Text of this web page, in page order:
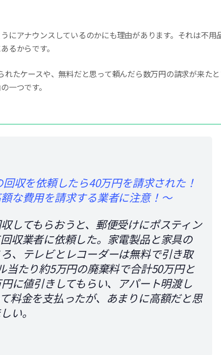
にアナウンスしているのかにも理由があります。それは不用
るからです。
たケースや、無料だと思って頼んだら数万円の請求が来た
一つです。
収を依頼したら40万円を請求された！
な費用を請求する業者に注意！～
してもらおうと、郵便受けにポスティン
収業者に依頼した。家電製品と家具の
、テレビとレコーダーは無料で引き取
当たり約5万円の廃棄料で合計50万円と
に値引きしてもらい、アパート明渡し
料金を支払ったが、あまりに高額だと思
い。